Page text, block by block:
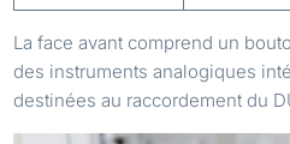
La face avant comprend un
des instruments analogiques
destinées au raccordement du